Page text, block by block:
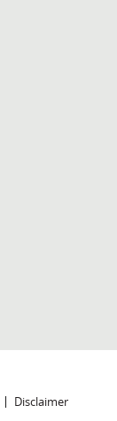
Disclaimer